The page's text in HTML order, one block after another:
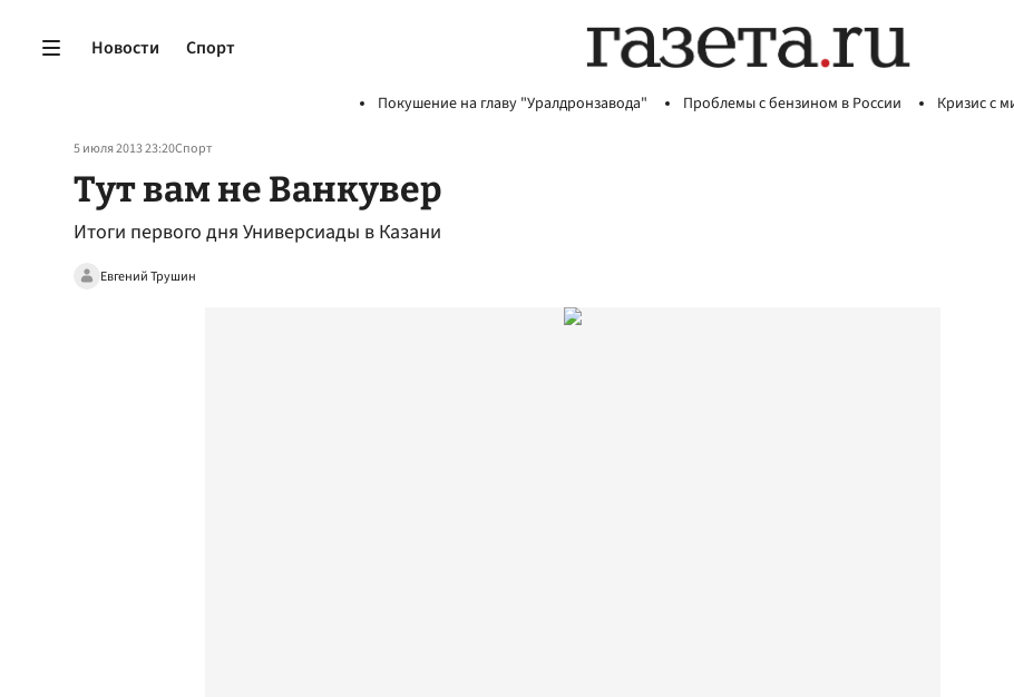
Новости Спорт
Покушение на главу "Уралдронзавода" Проблемы с бензином в России Кризис с
5 июля 2013 23:20Спорт
Тут вам не Ванкувер
Итоги первого дня Универсиады в Казани
Евгений Трушин